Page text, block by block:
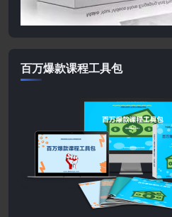
百万爆款课程工具包